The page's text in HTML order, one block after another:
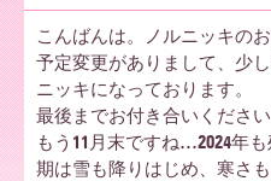
ル
デ
こんばんは。ノルニッキのお
予定変更がありまして、少
ニッキになっております。
最後までお付き合いください
もう11月末ですね…2024年
期は雪も降りはじめ、寒さ